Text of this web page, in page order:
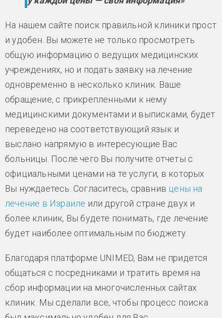
На нашем сайте поиск правильной клиники прост
и удобен. Вы можете не только просмотреть
общую информацию о ведущих медицинских
учреждениях, но и подать заявку на лечение
одновременно в несколько клиник. Ваше
обращение, с прикрепленными к нему
медицинскими документами и выписками, будет
переведено на соответствующий язык и
выслано напрямую в интересующие Вас
больницы. После чего Вы получите отчеты с
официальными ценами на те услуги, в которых
Вы нуждаетесь. Согласитесь, сравнив цены на
лечение в Израиле или другой стране двух и
более клиник, Вы будете понимать, где лечение
будет наиболее оптимальным по бюджету.
Благодаря платформе UNIMED, Вам не придется
общаться с посредниками и тратить время на
сбор информации на многочисленных сайтах
клиник. Мы сделали все, чтобы процесс поиска